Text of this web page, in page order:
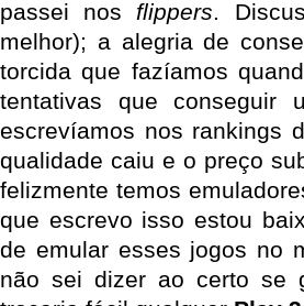
passei nos flippers.
melhor); a alegria de
torcida que fazíamos
tentativas que conseguir
escrevíamos nos rankings
qualidade caiu e o preço
felizmente temos
que escrevo isso estou
de emular esses jogos no
não sei dizer ao certo se